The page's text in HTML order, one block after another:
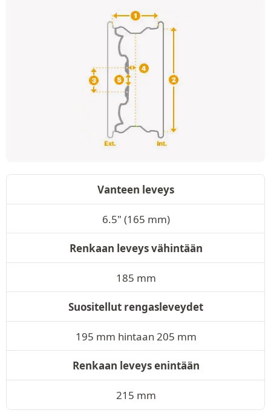
Vanteen leveys
6.5" (165 mm)
Renkaan leveys vähintään
185 mm
Suositellut rengasleveydet
195 mm hintaan 205 mm
Renkaan leveys enintään
215 mm